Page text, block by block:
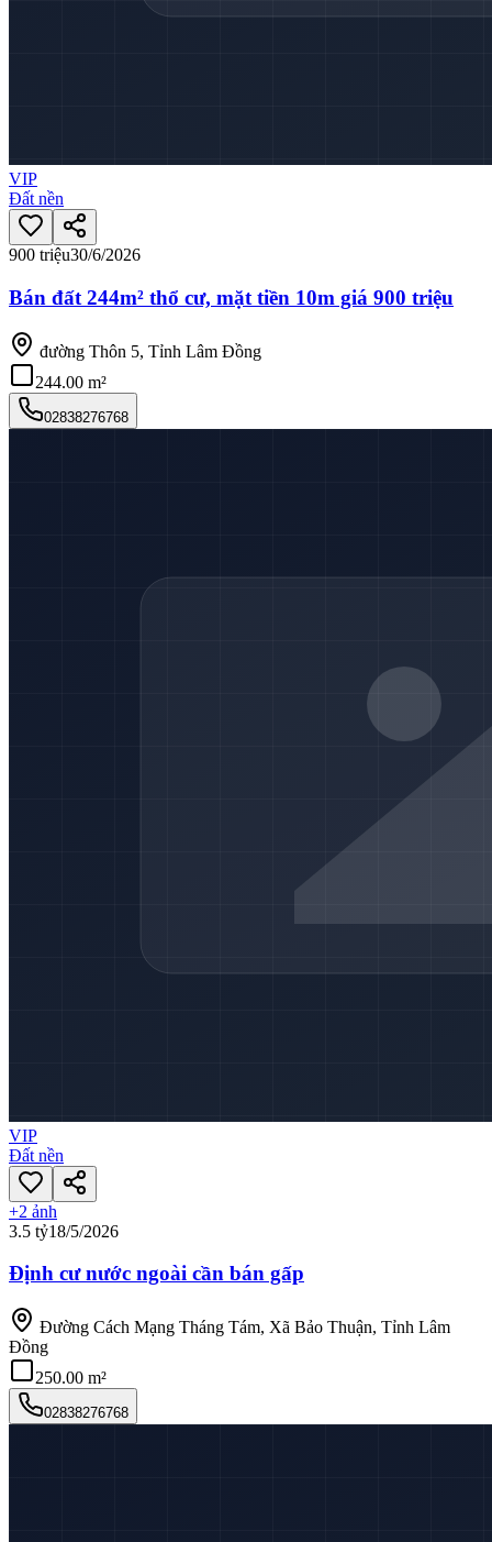
VIP
Đất nền
900 triệu30/6/2026
Bán đất 244m² thổ cư, mặt tiền 10m giá 900 triệu
đường Thôn 5, Tỉnh Lâm Đồng
244.00 m²
02838276768
VIP
Đất nền
+2 ảnh
3.5 tỷ18/5/2026
Định cư nước ngoài cần bán gấp
Đường Cách Mạng Tháng Tám, Xã Bảo Thuận, Tỉnh Lâm
Đồng
250.00 m²
02838276768